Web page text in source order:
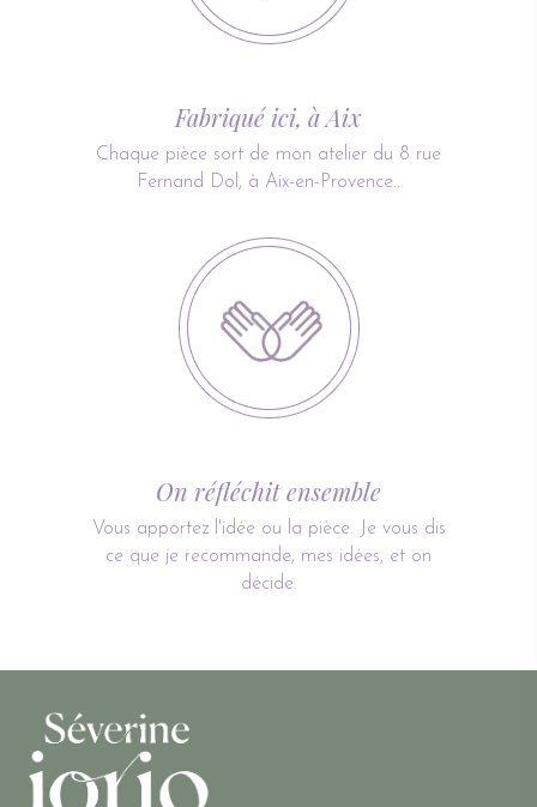
Fabriqué ici, à Aix
Chaque pièce sort de mon atelier du 8 rue
Fernand Dol, à Aix-en-Provence..
On réfléchit ensemble
Vous apportez l'idée ou la pièce. Je vous dis
ce que je recommande, mes idées, et on
décide.
Quelques articles au hazard...